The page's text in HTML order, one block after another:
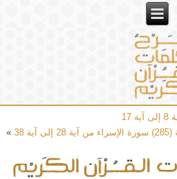
آية 38
»